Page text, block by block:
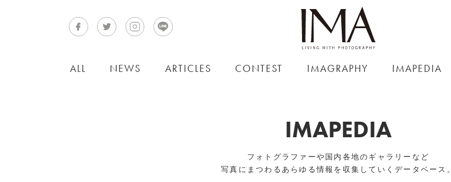
ALL NEWS ARTICLES CONTEST IMAGRAPHY IMAPEDIA
IMAPEDIA
フォトグラファーや国内各地のギャラリーなど
写真にまつわるあらゆる情報を収集していくデータベース